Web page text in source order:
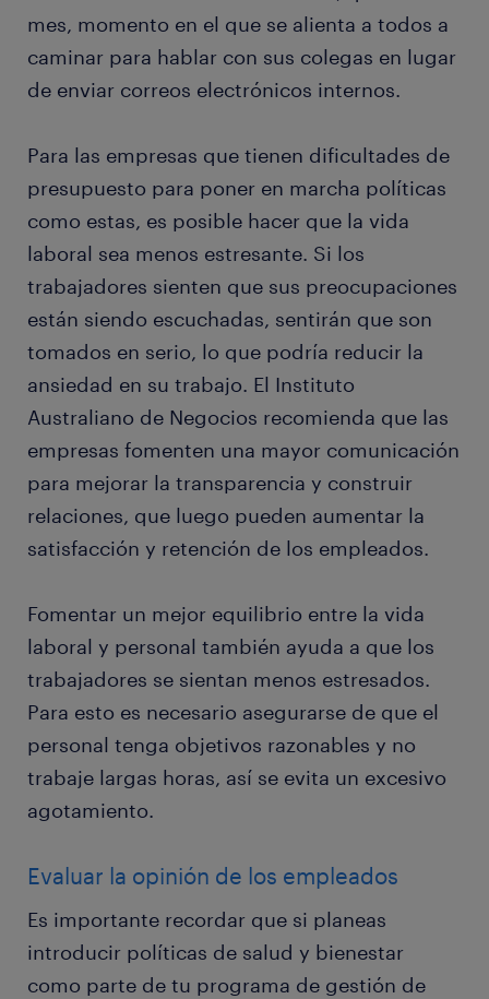
mes, momento en el que se alienta a todos a
caminar para hablar con sus colegas en lugar
de enviar correos electrónicos internos.
Para las empresas que tienen dificultades de
presupuesto para poner en marcha políticas
como estas, es posible hacer que la vida
laboral sea menos estresante. Si los
trabajadores sienten que sus preocupaciones
están siendo escuchadas, sentirán que son
tomados en serio, lo que podría reducir la
ansiedad en su trabajo. El Instituto
Australiano de Negocios recomienda que las
empresas fomenten una mayor comunicación
para mejorar la transparencia y construir
relaciones, que luego pueden aumentar la
satisfacción y retención de los empleados.
Fomentar un mejor equilibrio entre la vida
laboral y personal también ayuda a que los
trabajadores se sientan menos estresados.
Para esto es necesario asegurarse de que el
personal tenga objetivos razonables y no
trabaje largas horas, así se evita un excesivo
agotamiento.
Evaluar la opinión de los empleados
Es importante recordar que si planeas
introducir políticas de salud y bienestar
como parte de tu programa de gestión de